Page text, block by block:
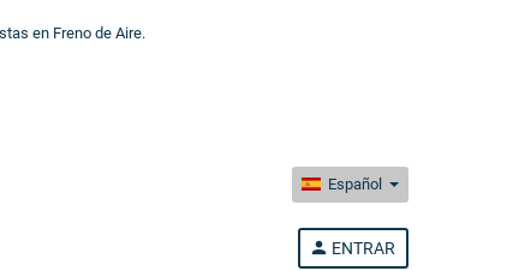
en Freno de Aire.
Español
person ENTRAR